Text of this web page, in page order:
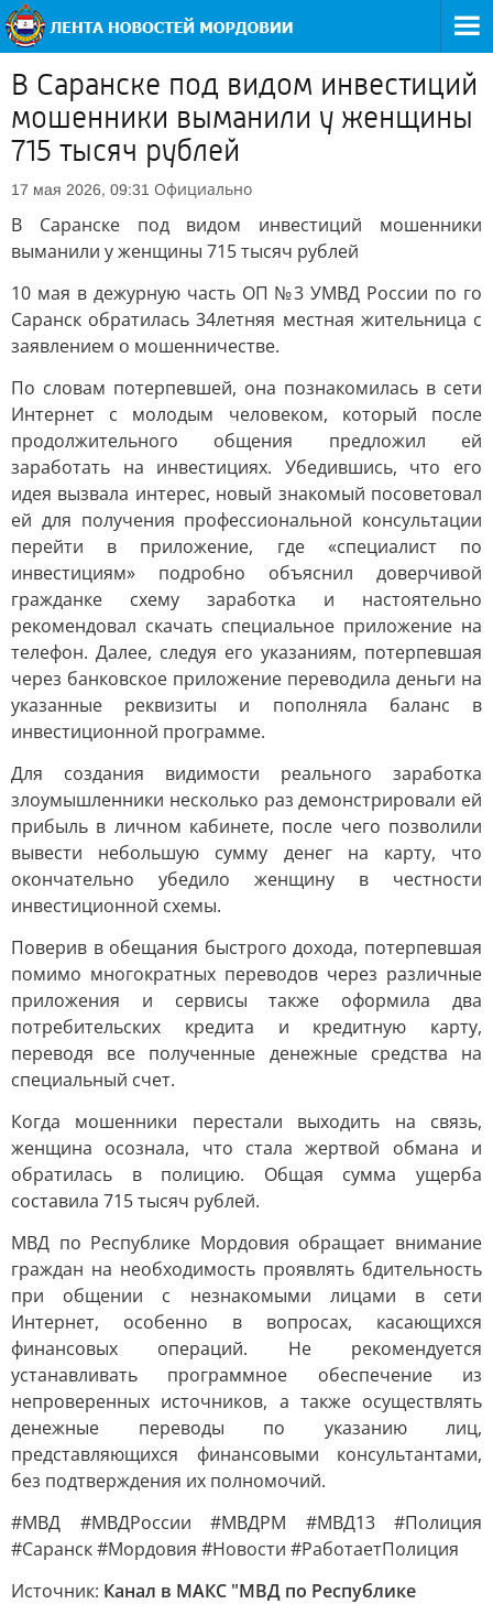
В Саранске под видом инвестиций
мошенники выманили у женщины
715 тысяч рублей
17 мая 2026, 09:31 Официально
В Саранске под видом инвестиций мошенники
выманили у женщины 715 тысяч рублей
10 мая в дежурную часть ОП №3 УМВД России по го
Саранск обратилась 34летняя местная жительница с
заявлением о мошенничестве.
По словам потерпевшей, она познакомилась в сети
Интернет с молодым человеком, который после
продолжительного общения предложил ей
заработать на инвестициях. Убедившись, что его
идея вызвала интерес, новый знакомый посоветовал
ей для получения профессиональной консультации
перейти в приложение, где «специалист по
инвестициям» подробно объяснил доверчивой
гражданке схему заработка и настоятельно
рекомендовал скачать специальное приложение на
телефон. Далее, следуя его указаниям, потерпевшая
через банковское приложение переводила деньги на
указанные реквизиты и пополняла баланс в
инвестиционной программе.
Для создания видимости реального заработка
злоумышленники несколько раз демонстрировали ей
прибыль в личном кабинете, после чего позволили
вывести небольшую сумму денег на карту, что
окончательно убедило женщину в честности
инвестиционной схемы.
Поверив в обещания быстрого дохода, потерпевшая
помимо многократных переводов через различные
приложения и сервисы также оформила два
потребительских кредита и кредитную карту,
переводя все полученные денежные средства на
специальный счет.
Когда мошенники перестали выходить на связь,
женщина осознала, что стала жертвой обмана и
обратилась в полицию. Общая сумма ущерба
составила 715 тысяч рублей.
МВД по Республике Мордовия обращает внимание
граждан на необходимость проявлять бдительность
при общении с незнакомыми лицами в сети
Интернет, особенно в вопросах, касающихся
финансовых операций. Не рекомендуется
устанавливать программное обеспечение из
непроверенных источников, а также осуществлять
денежные переводы по указанию лиц,
представляющихся финансовыми консультантами,
без подтверждения их полномочий.
#МВД #МВДРоссии #МВДРМ #МВД13 #Полиция
#Саранск #Мордовия #Новости #РаботаетПолиция
Источник: Канал в МАКС "МВД по Республике